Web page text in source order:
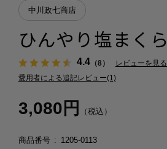
中川政七商店
ひんやり塩まくら
4.4（8）
レビューを見る
愛用者による追記レビュー(1)
3,080円 （税込）
商品番号
1205-0113